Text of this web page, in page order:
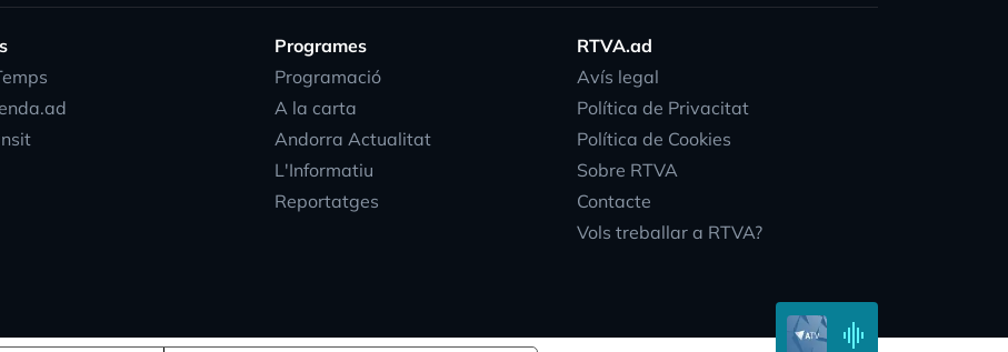
Programes
Programació
A la carta
Andorra Actualitat
L'Informatiu
Reportatges
RTVA.ad
Avís legal
Política de Privacitat
Política de Cookies
Sobre RTVA
Contacte
Vols treballar a RTVA?